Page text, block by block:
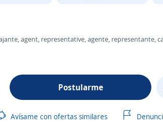
agent, representative, agente, representante,
Postularme
Avísame con ofertas similares